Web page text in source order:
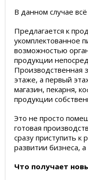
В данном случае
Предлагается к
укомплектованное
возможностью
продукции
Производственная
этаже, а первый
магазин, пекарня,
продукции
Это не просто
готовая
сразу приступить к
развитии бизнеса,
Что получает